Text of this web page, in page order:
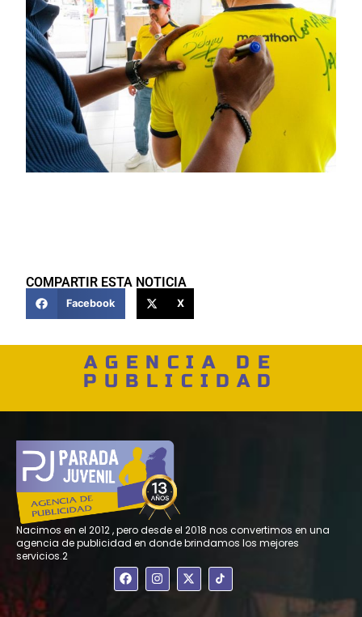
COMPARTIR ESTA NOTICIA
Facebook X
AGENCIA DE
PUBLICIDAD
Nacimos en el 2012 , pero desde el 2018 nos convertimos en una
agencia de publicidad en donde brindamos los mejores
servicios.2
F
a
c
I
n
s
X
-
t